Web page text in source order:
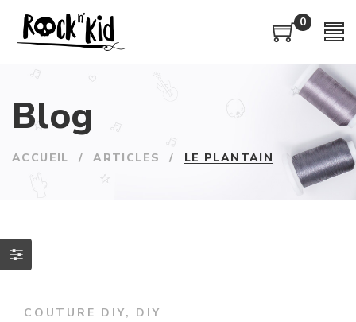
0
Blog
ACCUEIL / ARTICLES / LE PLANTAIN
COUTURE DIY, DIY